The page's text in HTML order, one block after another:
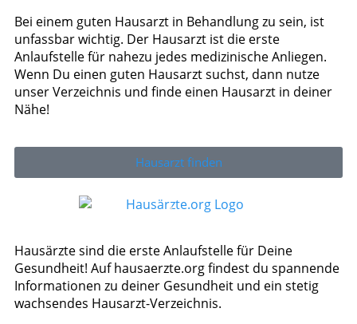
Bei einem guten Hausarzt in Behandlung zu sein, ist
unfassbar wichtig. Der Hausarzt ist die erste
Anlaufstelle für nahezu jedes medizinische Anliegen.
Wenn Du einen guten Hausarzt suchst, dann nutze
unser Verzeichnis und finde einen Hausarzt in deiner
Nähe!
Hausarzt finden
Hausärzte sind die erste Anlaufstelle für Deine
Gesundheit! Auf hausaerzte.org findest du spannende
Informationen zu deiner Gesundheit und ein stetig
wachsendes Hausarzt-Verzeichnis.